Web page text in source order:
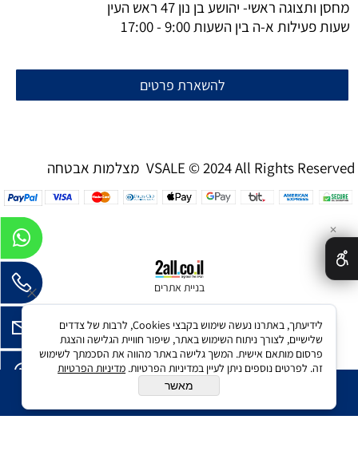
הוסף לסל
מחסן ותצוגה ראשי- יהושע בן נון 47 ראש העין
שעות פעילות א-ה בין השעות 9:00 - 17:00
להשארת פרטים
מצלמות אבטחה VSALE © 2024 All Rights Reserved
בניית אתרים
✕
לידיעתך, באתרנו נעשה שימוש בקבצי Cookies, לרבות של צדדים
שלישיים, לצורך ניתוח השימוש באתר, שיפור חוויית הגלישה והצגת
פרסום מותאם אישית. המשך גלישה באתר מהווה את הסכמתך לשימוש
זה. לפרטים נוספים ניתן לעיין במדיניות הפרטיות. מדיניות הפרטיות
מאשר